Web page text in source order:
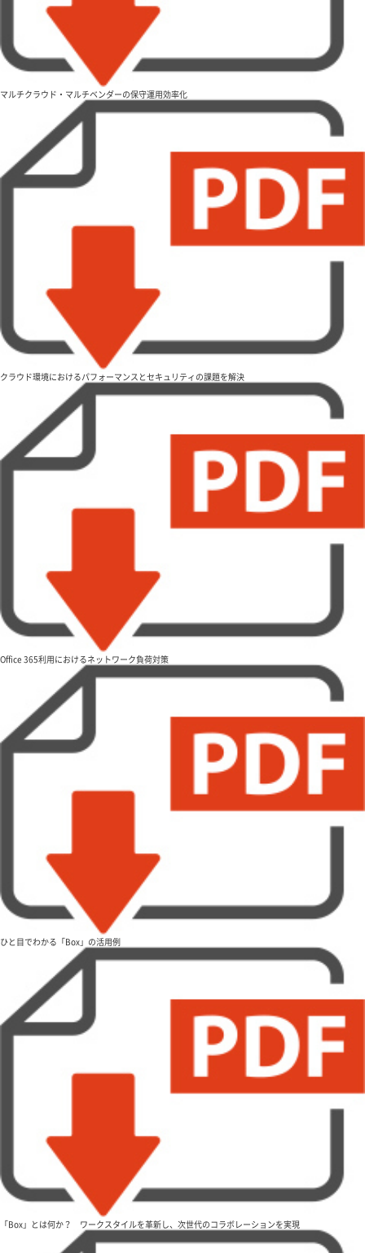
マルチクラウド・マルチベンダーの保守運用効率化
クラウド環境におけるパフォーマンスとセキュリティの課題を解決
Office 365利用におけるネットワーク負荷対策
ひと目でわかる「Box」の活用例
「Box」とは何か？ ワークスタイルを革新し、次世代のコラボレーションを実現